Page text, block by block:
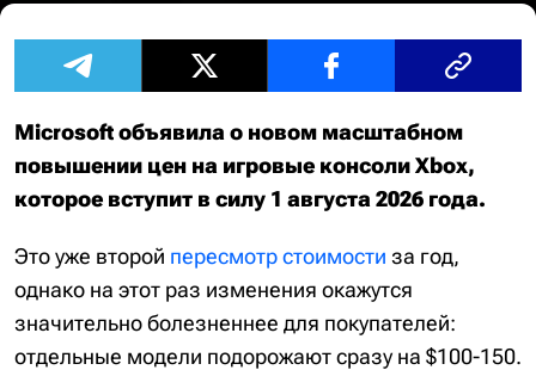
Microsoft объявила о новом масштабном
повышении цен на игровые консоли Xbox,
которое вступит в силу 1 августа 2026 года.
Это уже второй пересмотр стоимости за год,
однако на этот раз изменения окажутся
значительно болезненнее для покупателей:
отдельные модели подорожают сразу на $100-150.